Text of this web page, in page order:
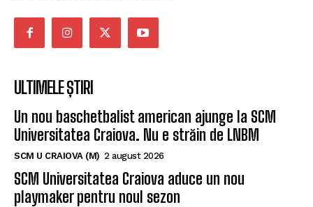
ULTIMELE ȘTIRI
Un nou baschetbalist american ajunge la SCM
Universitatea Craiova. Nu e străin de LNBM
SCM U CRAIOVA (M) 2 august 2026
SCM Universitatea Craiova aduce un nou
playmaker pentru noul sezon